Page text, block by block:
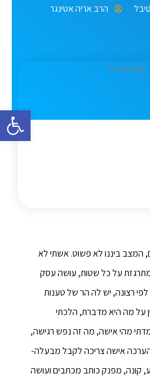
הרב אריה אטינגר
המצב ביננו לא פשוט. אשתי לא
על כל שטות, עושה עסק
רצונה, יש לה הר של טענות
על מה היא מדברת, הלכתי
מהי אישה, מה זה נפש רגישה,
אישה צריכה לקבל מבעלה-
קונה, מפנק כותב מכתבים ועושה
פתח